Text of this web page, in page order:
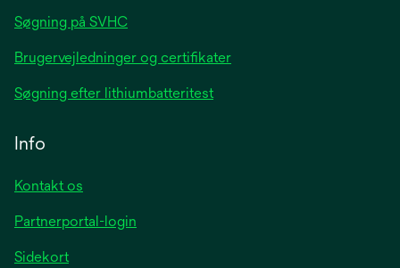
Søgning på SVHC
Brugervejledninger og certifikater
Søgning efter lithiumbatteritest
Info
Kontakt os
Partnerportal-login
Sidekort